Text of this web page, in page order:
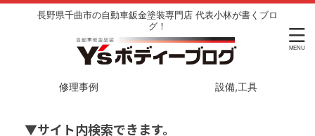
長野県千曲市の自動車鈑金塗装専門店 代表小林が書くブロ
グ！
修理事例 設備,工具
▼サイト内検索できます。